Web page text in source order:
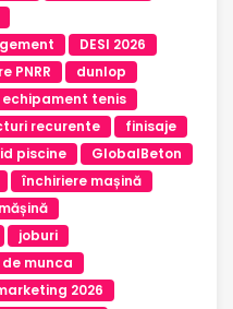
DESI 2026
PNRR
dunlop
echipament tenis
recurente
finisaje
piscine
GlobalBeton
închiriere mașină
joburi
munca
2026